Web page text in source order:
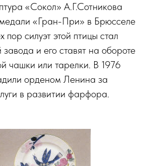
«Сокол» А.Г.Сотникова
«Гран-При» в Брюсселе
пор силуэт этой птицы стал
и его ставят на обороте
чашки или тарелки. В 1976
орденом Ленина за
в развитии фарфора.